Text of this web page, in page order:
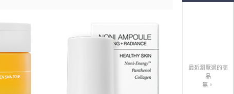
最近瀏覽過的商
品
無。